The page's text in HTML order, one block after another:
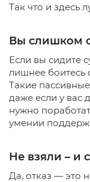
Так что и здесь
Вы слишком
Если вы сидите
лишнее боитесь
Такие
даже если у вас
нужно
умении
Не взяли – и
Да, отказ — это